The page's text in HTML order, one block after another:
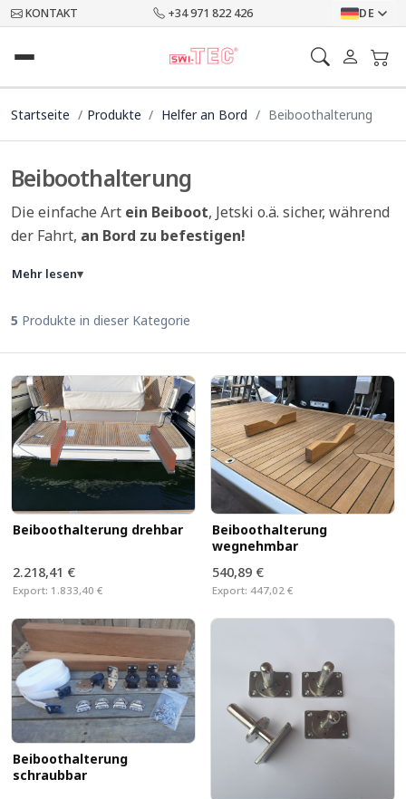
KONTAKT +34 971 822 426 DE
Startseite Produkte Helfer an Bord Beiboothalterung
Beiboothalterung
Die einfache Art ein Beiboot, Jetski o.ä. sicher, während
der Fahrt, an Bord zu befestigen!
Mehr lesen▾
5 Produkte in dieser Kategorie
Beiboothalterung drehbar
2.218,41 €
Export: 1.833,40 €
Beiboothalterung
wegnehmbar
540,89 €
Export: 447,02 €
Beiboothalterung
schraubbar